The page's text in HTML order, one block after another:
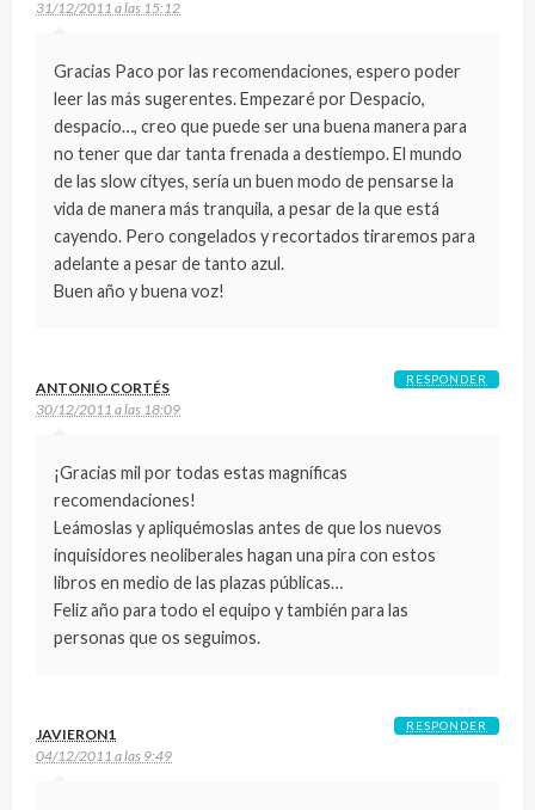
31/12/2011 a las 15:12
Gracias Paco por las recomendaciones, espero poder
leer las más sugerentes. Empezaré por Despacio,
despacio…, creo que puede ser una buena manera para
no tener que dar tanta frenada a destiempo. El mundo
de las slow cityes, sería un buen modo de pensarse la
vida de manera más tranquila, a pesar de la que está
cayendo. Pero congelados y recortados tiraremos para
adelante a pesar de tanto azul.
Buen año y buena voz!
ANTONIO CORTÉS
30/12/2011 a las 18:09
¡Gracias mil por todas estas magníficas
recomendaciones!
Leámoslas y apliquémoslas antes de que los nuevos
inquisidores neoliberales hagan una pira con estos
libros en medio de las plazas públicas…
Feliz año para todo el equipo y también para las
personas que os seguimos.
RESPONDER
JAVIERON1
04/12/2011 a las 9:49
RESPONDER